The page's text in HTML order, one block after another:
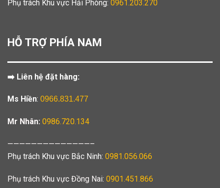
Phụ trách Khu vực Hải Phòng: 0961.203.270
HỖ TRỢ PHÍA NAM
➡️ Liên hệ đặt hàng:
Ms Hiền: 0966.831.477
Mr Nhân: 0986.720.134
——————————————–
Phụ trách Khu vực Bắc Ninh: 0981.056.066
Phụ trách Khu vực Đồng Nai: 0901.451.866